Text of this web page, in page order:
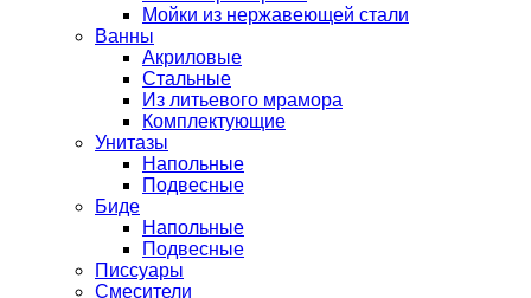
Мойки из нержавеющей стали
Ванны
Акриловые
Стальные
Из литьевого мрамора
Комплектующие
Унитазы
Напольные
Подвесные
Биде
Напольные
Подвесные
Писсуары
Смесители